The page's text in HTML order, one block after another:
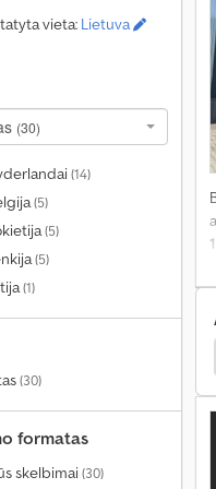
vieta: Lietuva
(30)
(14)
(5)
(5)
(5)
(1)
(30)
formatas
skelbimai(30)